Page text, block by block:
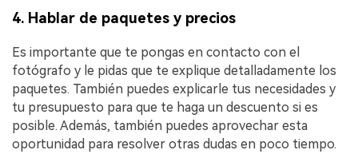
4. Hablar de paquetes y precios
Es importante que te pongas en contacto con el
fotógrafo y le pidas que te explique detalladamente los
paquetes. También puedes explicarle tus necesidades y
tu presupuesto para que te haga un descuento si es
posible. Además, también puedes aprovechar esta
oportunidad para resolver otras dudas en poco tiempo.